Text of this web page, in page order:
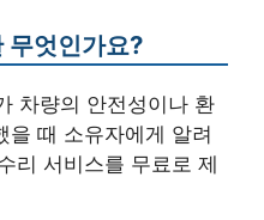
무엇인가요?
차량의 안전성이나 환
을 때 소유자에게 알려
리 서비스를 무료로 제